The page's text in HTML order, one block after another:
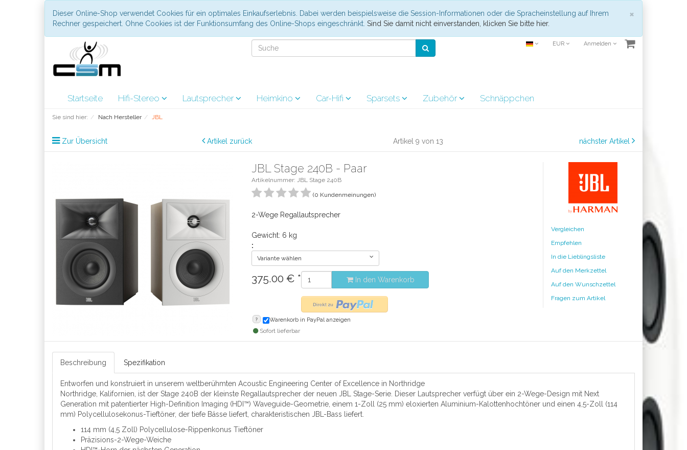
×
Dieser Online-Shop verwendet Cookies für ein optimales Einkaufserlebnis. Dabei werden beispielsweise die Session-Informationen oder die Spracheinstellung auf Ihrem
Rechner gespeichert. Ohne Cookies ist der Funktionsumfang des Online-Shops eingeschränkt. Sind Sie damit nicht einverstanden, klicken Sie bitte hier.
EUR Anmelden
Startseite Hifi-Stereo Lautsprecher Heimkino Car-Hifi Sparsets Zubehör Schnäppchen
Sie sind hier: Nach Hersteller JBL
Zur Übersicht Artikel zurück Artikel 9 von 13 nächster Artikel
JBL Stage 240B - Paar
Artikelnummer: JBL Stage 240B
(0 Kundenmeinungen)
2-Wege Regallautsprecher
Gewicht: 6 kg
:
Variante wählen
375.00 € * In den Warenkorb
? Warenkorb in PayPal anzeigen
Sofort lieferbar
Vergleichen
Empfehlen
In die Lieblingsliste
Auf den Merkzettel
Auf den Wunschzettel
Fragen zum Artikel
Beschreibung Spezifikation
Entworfen und konstruiert in unserem weltberühmten Acoustic Engineering Center of Excellence in Northridge
Northridge, Kalifornien, ist der Stage 240B der kleinste Regallautsprecher der neuen JBL Stage-Serie. Dieser Lautsprecher verfügt über ein 2-Wege-Design mit Next
Generation mit patentierter High-Definition Imaging (HDI™) Waveguide-Geometrie, einem 1-Zoll (25 mm) eloxierten Aluminium-Kalottenhochtöner und einen 4,5-Zoll (114
mm) Polycellulosekonus-Tieftöner, der tiefe Bässe liefert, charakteristischen JBL-Bass liefert.
114 mm (4,5 Zoll) Polycellulose-Rippenkonus Tieftöner
Präzisions-2-Wege-Weiche